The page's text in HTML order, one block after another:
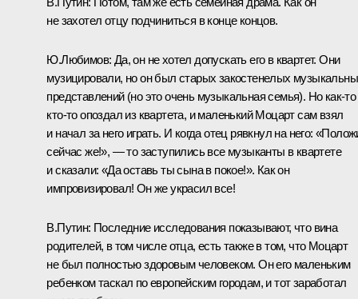
не захотел отцу подчиниться в конце концов.
Ю.Любимов: Да, он не хотел допускать его в квартет. Они
музицировали, но он был старых закостенелых
представлений (но это очень музыкальная семья). Но как‑то
кто‑то опоздал из квартета, и маленький Моцарт сам взял
и начал за него играть. И когда отец рявкнул на него:
сейчас же!», — то заступились все музыканты в квартете
и сказали: «Да оставь ты сына в покое!». Как он
импровизировал! Он же украсил все!
В.Путин: Последние исследования показывают, что вина
родителей, в том числе отца, есть также в том, что Моцарт
не был полностью здоровым человеком. Он его маленьким
ребенком таскал по европейским городам, и тот заработал